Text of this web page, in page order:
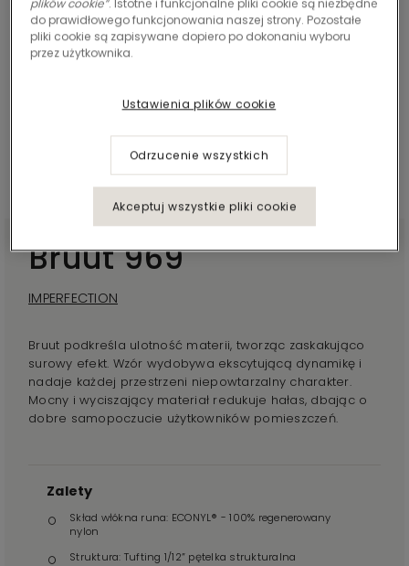
Bruut 969
IMPERFECTION
Bruut podkreśla ulotność materii, tworząc zaskakująco
surowy efekt. Wzór wydobywa ekscytującą dynamikę i
nadaje każdej przestrzeni niepowtarzalny charakter.
Mocny i wyciszający materiał redukuje hałas, dbając o
dobre samopoczucie użytkowników pomieszczeń.
Zalety
Skład włókna runa: ECONYL® - 100% regenerowany
nylon
Struktura: Tufting 1/12” pętelka strukturalna
plików cookie”. Istotne i funkcjonalne pliki cookie są niezbędne
do prawidłowego funkcjonowania naszej strony. Pozostałe
pliki cookie są zapisywane dopiero po dokonaniu wyboru
przez użytkownika.
Ustawienia plików cookie
Odrzucenie wszystkich
Akceptuj wszystkie pliki cookie